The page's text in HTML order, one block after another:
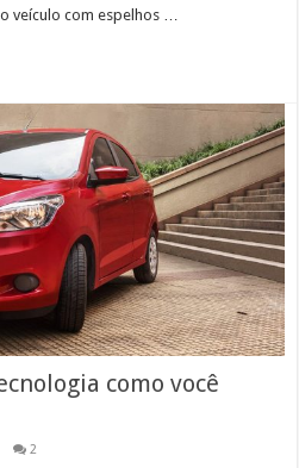
veículo com espelhos …
como você
2